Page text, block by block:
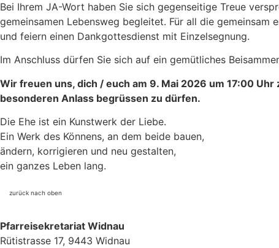
Bei Ihrem JA-Wort haben Sie sich gegenseitige Treue
gemeinsamen Lebensweg begleitet. Für all die gemeinsam
und feiern einen Dankgottesdienst mit Einzelsegnung.
Im Anschluss dürfen Sie sich auf ein gemütliches
Wir freuen uns, dich / euch am 9. Mai 2026 um 17:00 Uhr
besonderen Anlass begrüssen zu dürfen.
Die Ehe ist ein Kunstwerk der Liebe.
Ein Werk des Könnens, an dem beide bauen,
ändern, korrigieren und neu gestalten,
ein ganzes Leben lang.
zurück nach oben
Pfarreisekretariat Widnau
Rütistrasse 17, 9443 Widnau